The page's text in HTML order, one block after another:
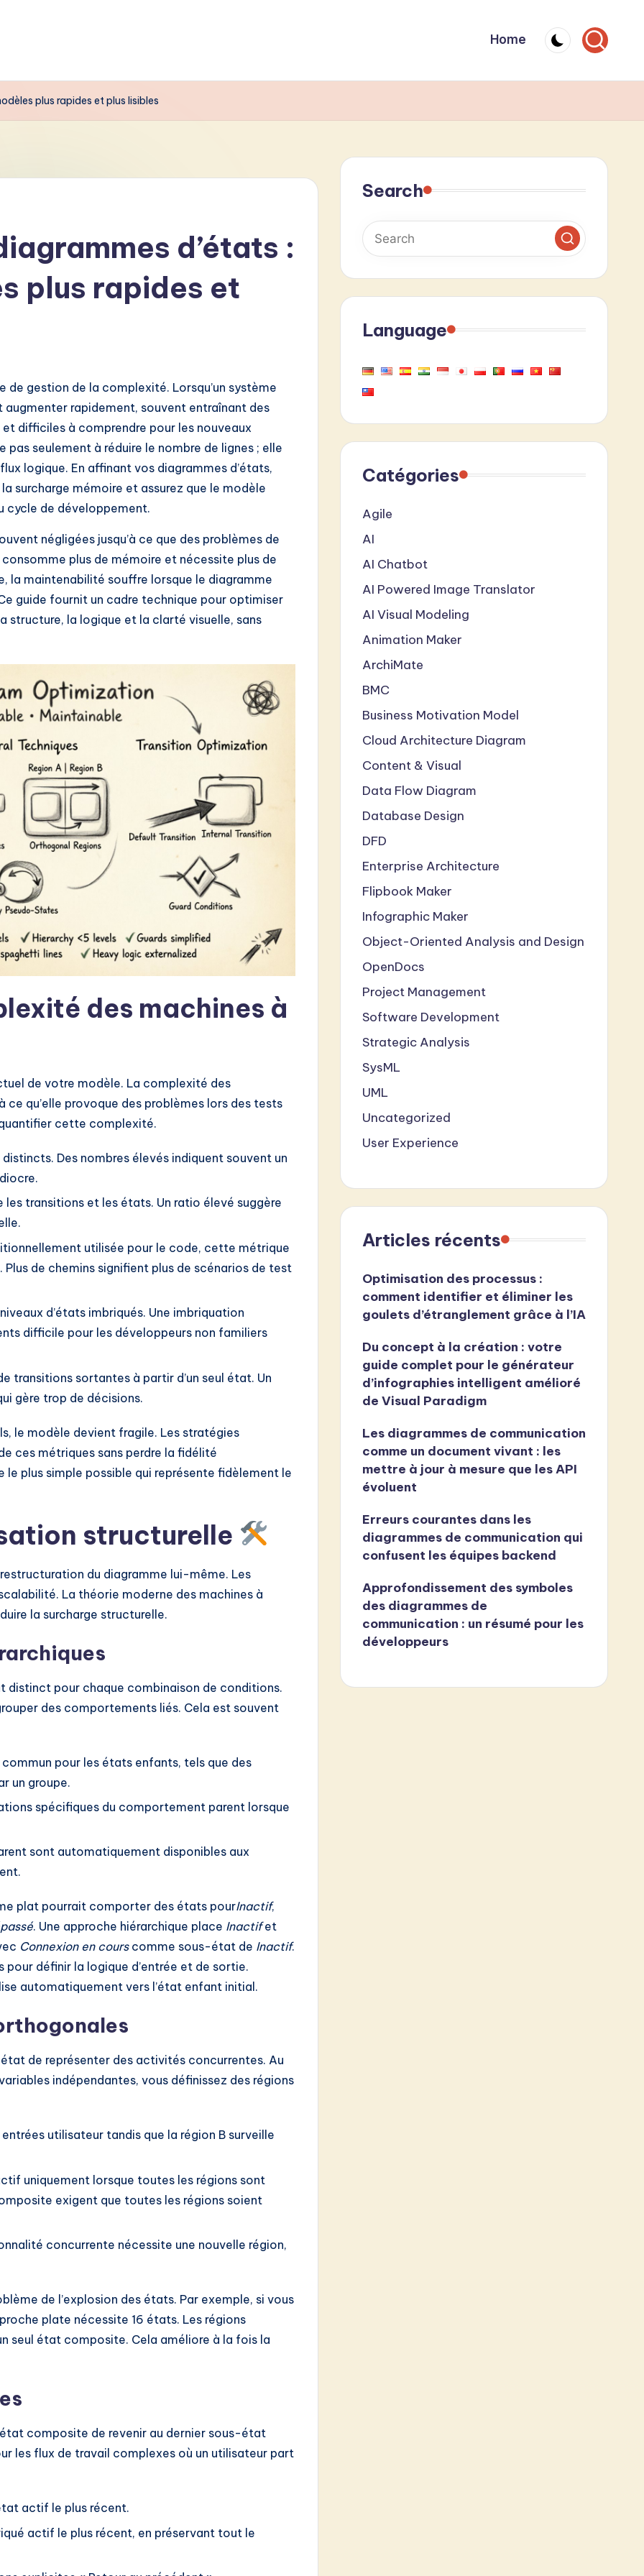
Home
plus rapides et plus lisibles
d’états :
plus rapides et
gestion de la complexité. Lorsqu’un système
rapidement, souvent entraînant des
difficiles à comprendre pour les nouveaux
pas seulement à réduire le nombre de lignes ; elle
logique. En affinant vos diagrammes d’états,
surcharge mémoire et assurez que le modèle
cycle de développement.
négligées jusqu’à ce que des problèmes de
plus de mémoire et nécessite plus de
la maintenabilité souffre lorsque le diagramme
guide fournit un cadre technique pour optimiser
structure, la logique et la clarté visuelle, sans
des machines à
de votre modèle. La complexité des
ce qu’elle provoque des problèmes lors des tests
cette complexité.
Des nombres élevés indiquent souvent un
les transitions et les états. Un ratio élevé suggère
utilisée pour le code, cette métrique
Plus de chemins signifient plus de scénarios de test
d’états imbriqués. Une imbriquation
difficile pour les développeurs non familiers
transitions sortantes à partir d’un seul état. Un
gère trop de décisions.
le modèle devient fragile. Les stratégies
ces métriques sans perdre la fidélité
plus simple possible qui représente fidèlement le
structurelle
du diagramme lui-même. Les
La théorie moderne des machines à
la surcharge structurelle.
distinct pour chaque combinaison de conditions.
des comportements liés. Cela est souvent
pour les états enfants, tels que des
un groupe.
spécifiques du comportement parent lorsque
sont automatiquement disponibles aux
plat pourrait comporter des états pourInactif,
. Une approche hiérarchique place Inactifet
Connexion en courscomme sous-état de Inactif.
définir la logique d’entrée et de sortie.
automatiquement vers l’état enfant initial.
de représenter des activités concurrentes. Au
indépendantes, vous définissez des régions
utilisateur tandis que la région B surveille
uniquement lorsque toutes les régions sont
exigent que toutes les régions soient
concurrente nécessite une nouvelle région,
de l’explosion des états. Par exemple, si vous
plate nécessite 16 états. Les régions
seul état composite. Cela améliore à la fois la
composite de revenir au dernier sous-état
les flux de travail complexes où un utilisateur part
actif le plus récent.
actif le plus récent, en préservant tout le
Search
Language
Catégories
Agile
AI
AI Chatbot
AI Powered Image Translator
AI Visual Modeling
Animation Maker
ArchiMate
BMC
Business Motivation Model
Cloud Architecture Diagram
Content & Visual
Data Flow Diagram
Database Design
DFD
Enterprise Architecture
Flipbook Maker
Infographic Maker
Object-Oriented Analysis and Design
OpenDocs
Project Management
Software Development
Strategic Analysis
SysML
UML
Uncategorized
User Experience
Articles récents
Optimisation des processus :
comment identifier et éliminer les
goulets d’étranglement grâce à l’IA
Du concept à la création : votre
guide complet pour le générateur
d’infographies intelligent amélioré
de Visual Paradigm
Les diagrammes de communication
comme un document vivant : les
mettre à jour à mesure que les API
évoluent
Erreurs courantes dans les
diagrammes de communication qui
confusent les équipes backend
Approfondissement des symboles
des diagrammes de
communication : un résumé pour les
développeurs